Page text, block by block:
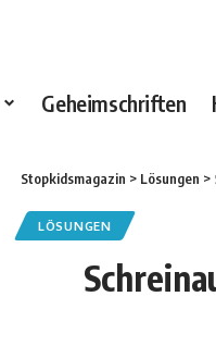
Geheimschriften
Stopkidsmagazin > Lösungen >
LÖSUNGEN